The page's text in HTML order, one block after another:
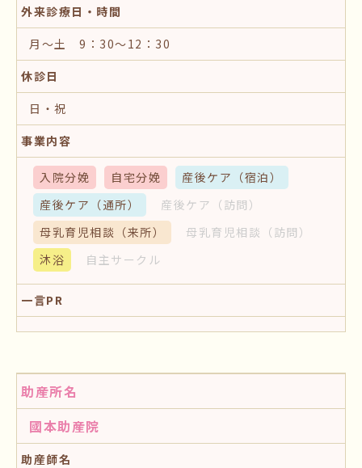
外来診療日・時間
月～土 9：30～12：30
休診日
日・祝
事業内容
入院分娩 自宅分娩 産後ケア （宿泊）
産後ケア （通所） 産後ケア （訪問）
母乳育児相談 （来所） 母乳育児相談 （訪問）
沐浴
自主サークル
一言PR
助産所名
國本助産院
助産師名